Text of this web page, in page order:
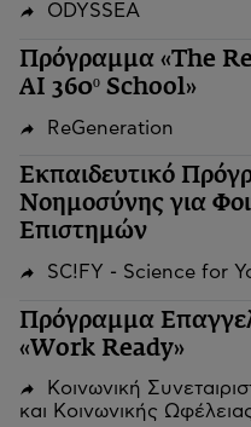
ODYSSEA
Πρόγραμμα «The
AI 360º School»
ReGeneration
Εκπαιδευτικό
Νοημοσύνης για
Επιστημών
SC!FY - Science for
Πρόγραμμα
«Work Ready»
Κοινωνική
και Κοινωνικής